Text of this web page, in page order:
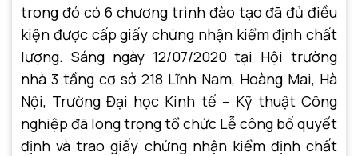
trong đó có 6 chương trình đào tạo đã đủ điều
kiện được cấp giấy chứng nhận kiểm định chất
lượng. Sáng ngày 12/07/2020 tại Hội trường
nhà 3 tầng cơ sở 218 Lĩnh Nam, Hoàng Mai, Hà
Nội, Trường Đại học Kinh tế – Kỹ thuật Công
nghiệp đã long trọng tổ chức Lễ công bố quyết
định và trao giấy chứng nhận kiểm định chất